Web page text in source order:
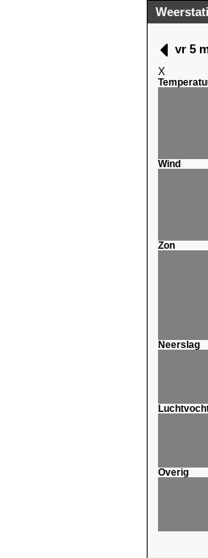
vr 5
X
Wind
Zon
Neerslag
Overig